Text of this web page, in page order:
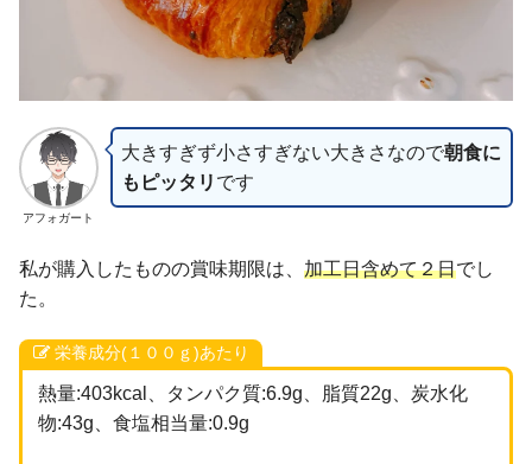
アフォガート
大きすぎず小さすぎない大きさなので朝食に
もピッタリ です
私が購入したものの賞味期限は、 加工日含めて２日でし
た。
栄養成分(１００ｇ)あたり
熱量:403kcal、タンパク質:6.9g、脂質22g、炭水化
物:43g、食塩相当量:0.9g